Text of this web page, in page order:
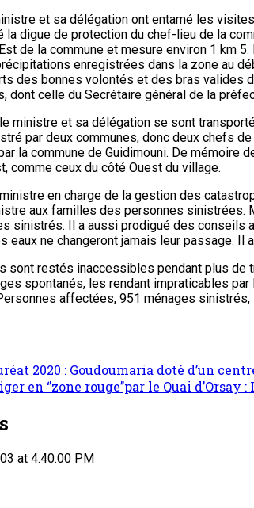
et sa délégation ont entamé les
digue de protection du chef-lieu de la
de la commune et mesure environ 1 km
enregistrées dans la zone au
des bonnes volontés et des bras valides
dont celle du Secrétaire général de la
ministre et sa délégation se sont
par deux communes, donc deux chefs
la commune de Guidimouni. De mémoire
comme ceux du côté Ouest du village.
en charge de la gestion des
aux familles des personnes sinistrées.
sinistrés. Il a aussi prodigué des conseils
eaux ne changeront jamais leur passage.
sont restés inaccessibles pendant plus
spontanés, les rendant impraticables
affectées, 951 ménages
2020 : Goudoumaria doté d’un
en ‘’zone rouge’’par le Quai